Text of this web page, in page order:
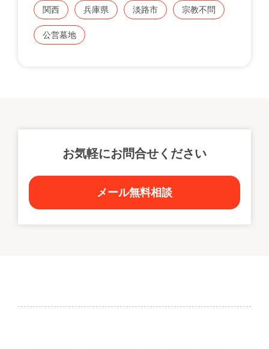
関西 兵庫県 淡路市 宗教不問
公営墓地
お気軽にお問合せください
メール無料相談